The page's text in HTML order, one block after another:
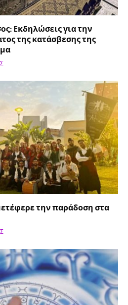
Εκδηλώσεις για την
της κατάσβεσης της
την παράδοση στα